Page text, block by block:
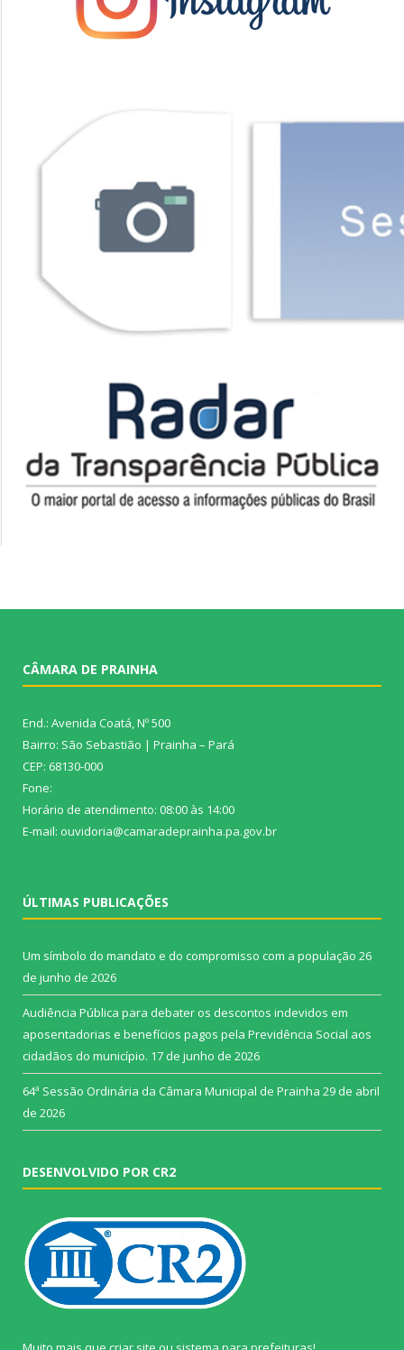
CÂMARA DE PRAINHA
End.: Avenida Coatá, Nº 500
Bairro: São Sebastião | Prainha – Pará
CEP: 68130-000
Fone:
Horário de atendimento: 08:00 às 14:00
E-mail: ouvidoria@camaradeprainha.pa.gov.br
ÚLTIMAS PUBLICAÇÕES
Um símbolo do mandato e do compromisso com a população 26
de junho de 2026
Audiência Pública para debater os descontos indevidos em
aposentadorias e benefícios pagos pela Previdência Social aos
cidadãos do município. 17 de junho de 2026
64ª Sessão Ordinária da Câmara Municipal de Prainha 29 de abril
de 2026
DESENVOLVIDO POR CR2